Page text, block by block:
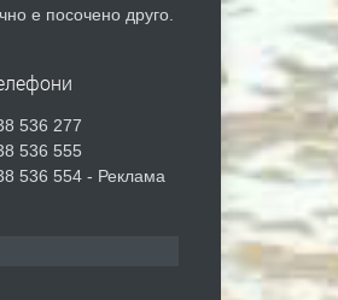
е посочено друго.
536 277
536 555
536 554 - Реклама